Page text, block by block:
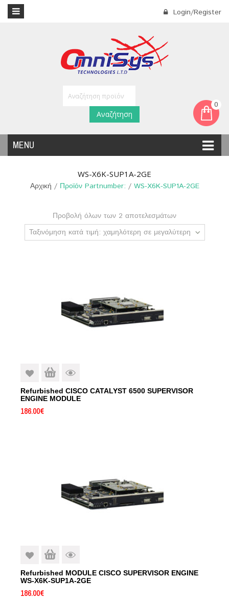
Login/Register
0
MENU
Αναζήτηση
WS-X6K-SUP1A-2GE
Αρχική / Προϊόν Partnumber: / WS-X6K-SUP1A-2GE
Προβολή όλων των 2 αποτελεσμάτων
Ταξινόμηση κατά τιμή: χαμηλότερη σε μεγαλύτερη
Refurbished CISCO CATALYST 6500 SUPERVISOR
ENGINE MODULE
186.00€
Refurbished MODULE CISCO SUPERVISOR ENGINE
WS-X6K-SUP1A-2GE
186.00€